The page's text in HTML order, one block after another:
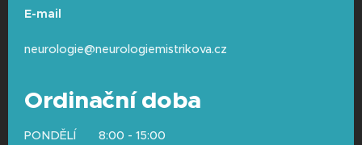
E-mail
neurologie@neurologiemistrikova.cz
Ordinační doba
PONDĚLÍ 8:00 - 15:00